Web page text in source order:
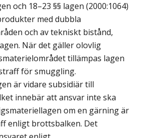
och 18–23 §§ lagen (2000:1064)
med dubbla
och av tekniskt bistånd,
När det gäller olovlig
tillämpas lagen
för smuggling.
är vidare subsidiär till
innebär att ansvar inte ska
om en gärning är
enligt brottsbalken. Det